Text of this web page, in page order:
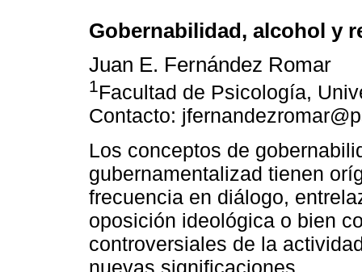
Gobernabilidad, alcohol y
Juan E. Fernández Romar
1Facultad de Psicología,
Contacto:
Los conceptos de
gubernamentalizad tienen
frecuencia en diálogo,
oposición ideológica o bien
controversiales de la
nuevas significaciones.